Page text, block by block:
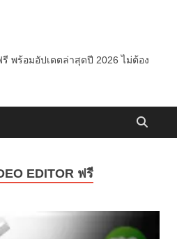
พร้อมอัปเดตล่าสุดปี 2026 ไม่ต้อง
EDITOR ฟรี